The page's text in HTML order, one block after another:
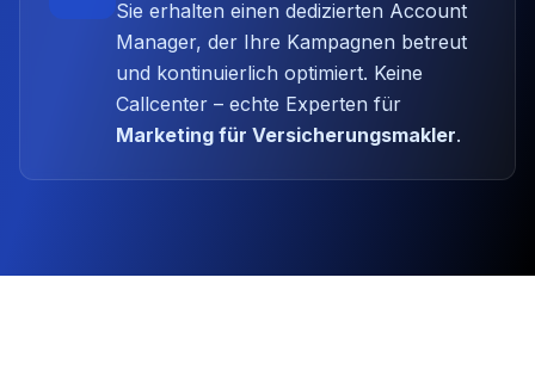
Sie erhalten einen dedizierten Account
Manager, der Ihre Kampagnen betreut
und kontinuierlich optimiert. Keine
Callcenter – echte Experten für
Marketing für Versicherungsmakler.